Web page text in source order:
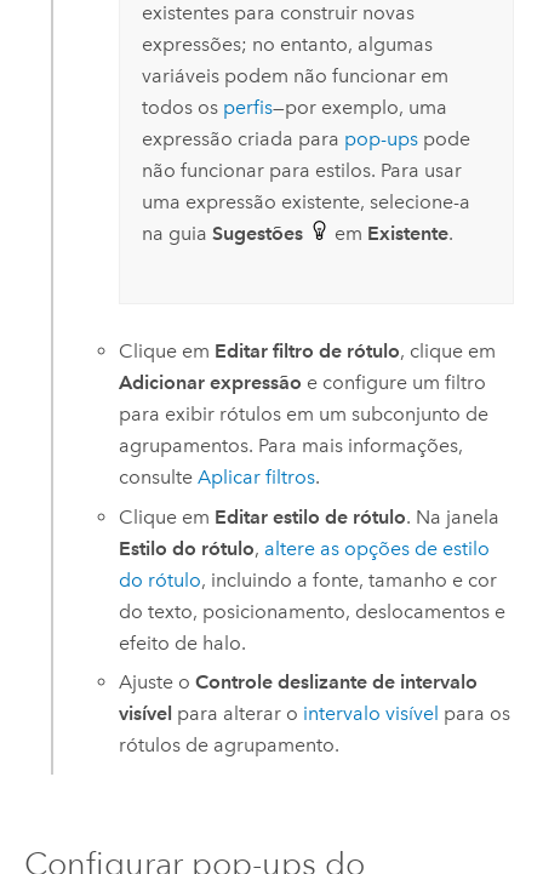
existentes para construir novas
expressões; no entanto, algumas
variáveis ​​podem não funcionar em
todos os perfis—por exemplo, uma
expressão criada para pop-upspode
não funcionar para estilos. Para usar
uma expressão existente, selecione-a
na guia Sugestões em Existente.
Clique em Editar filtro de rótulo, clique em
Adicionar expressão e configure um filtro
para exibir rótulos em um subconjunto de
agrupamentos. Para mais informações,
consulteAplicar filtros.
Clique em Editar estilo de rótulo. Na janela
Estilo do rótulo, altere as opções de estilo
do rótulo, incluindo a fonte, tamanho e cor
do texto, posicionamento, deslocamentos e
efeito de halo.
Ajuste oControle deslizante de intervalo
visível para alterar o intervalo visível para os
rótulos de agrupamento.
Configurar pop-ups do